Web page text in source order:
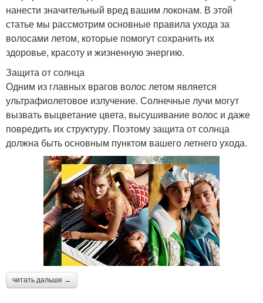
нанести значительный вред вашим локонам. В этой
статье мы рассмотрим основные правила ухода за
волосами летом, которые помогут сохранить их
здоровье, красоту и жизненную энергию.
Защита от солнца
Одним из главных врагов волос летом является
ультрафиолетовое излучение. Солнечные лучи могут
вызвать выцветание цвета, высушивание волос и даже
повредить их структуру. Поэтому защита от солнца
должна быть основным пунктом вашего летнего ухода.
читать дальше →